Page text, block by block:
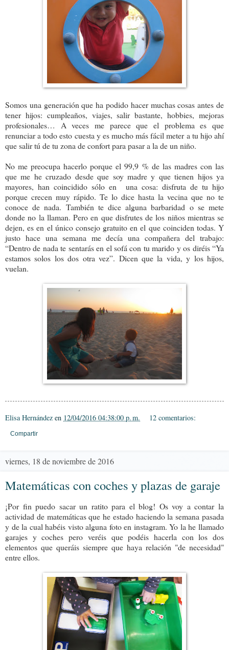
Somos una generación que ha podido hacer muchas cosas antes de
tener hijos: cumpleaños, viajes, salir bastante, hobbies, mejoras
profesionales… A veces me parece que el problema es que
renunciar a todo esto cuesta y es mucho más fácil meter a tu hijo ahí
que salir tú de tu zona de confort para pasar a la de un niño.
No me preocupa hacerlo porque el 99,9 % de las madres con las
que me he cruzado desde que soy madre y que tienen hijos ya
mayores, han coincidido sólo en
una cosa: disfruta de tu hijo
porque crecen muy rápido. Te lo dice hasta la vecina que no te
conoce de nada. También te dice alguna barbaridad o se mete
donde no la llaman. Pero en que disfrutes de los niños mientras se
dejen, es en el único consejo gratuito en el que coinciden todas. Y
justo hace una semana me decía una compañera del trabajo:
“Dentro de nada te sentarás en el sofá con tu marido y os diréis “Ya
estamos solos los dos otra vez”. Dicen que la vida, y los hijos,
vuelan.
Elisa Hernández en 12/04/2016 04:38:00 p. m. 12 comentarios:
Compartir
viernes, 18 de noviembre de 2016
Matemáticas con coches y plazas de garaje
¡Por fin puedo sacar un ratito para el blog! Os voy a contar la
actividad de matemáticas que he estado haciendo la semana pasada
y de la cual habéis visto alguna foto en instagram. Yo la he llamado
garajes y coches pero veréis que podéis hacerla con los dos
elementos que queráis siempre que haya relación "de necesidad"
entre ellos.